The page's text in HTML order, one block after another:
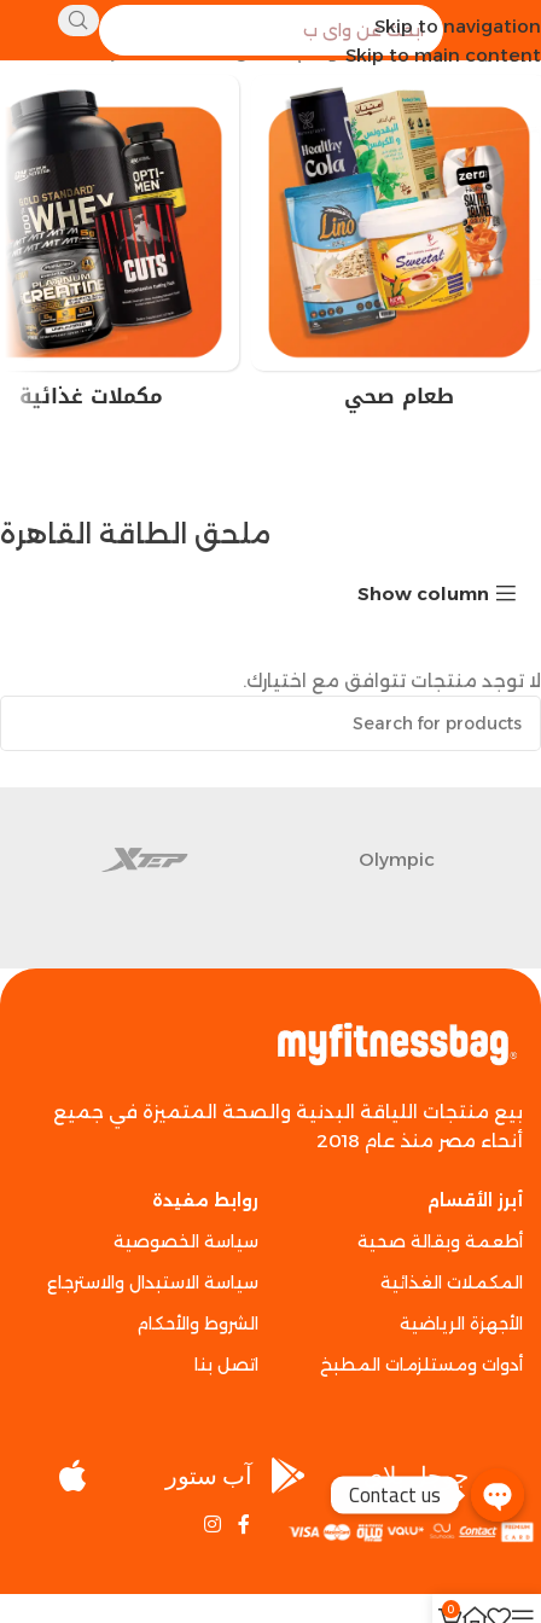
Skip to navigation
Skip to main content
الرئيسية منتجات تحت الوسم “ملحق الطاقة القاهرة”
طعام صحي مكملات غذائية
ملحق الطاقة القاهرة
Show column
لا توجد منتجات تتوافق مع اختيارك.
Olympic
بيع منتجات اللياقة البدنية والصحة المتميزة في جميع
أنحاء مصر منذ عام 2018
أبرز الأقسام
أطعمة وبقالة صحية
المكملات الغذائية
الأجهزة الرياضية
أدوات ومستلزمات المطبخ
روابط مفيدة
سياسة الخصوصية
سياسة الاستبدال والاسترجاع
الشروط والأحكام
اتصل بنا
جوجل بلاي آب ستور
0
Contact us